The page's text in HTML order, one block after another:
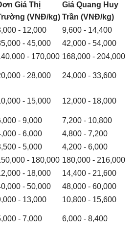
Giá Thị
(VNĐ/kg)
Giá Quang Huy
Trần (VNĐ/kg)
- 12,000
9,600 - 14,400
- 45,000
42,000 - 54,000
- 170,000 168,000 - 204,000
- 28,000 24,000 - 33,600
- 15,000 12,000 - 18,000
- 9,000
7,200 - 10,800
- 6,000
4,800 - 7,200
- 5,000
4,200 - 6,000
- 180,000 180,000 - 216,000
- 18,000
14,400 - 21,600
- 50,000
48,000 - 60,000
- 13,000
10,800 - 15,600
- 7,000 6,000 - 8,400